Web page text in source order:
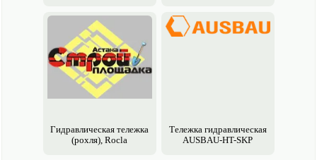
Гидравлическая тележка
(рохля), Rocla
Тележка гидравлическая
AUSBAU-HT-SKP